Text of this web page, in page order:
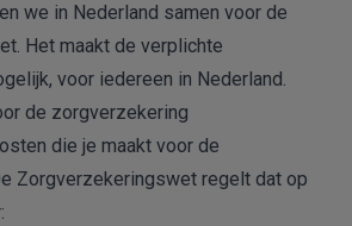
we in Nederland samen voor de
Het maakt de verplichte
voor iedereen in Nederland.
de zorgverzekering
die je maakt voor de
Zorgverzekeringswet regelt dat op